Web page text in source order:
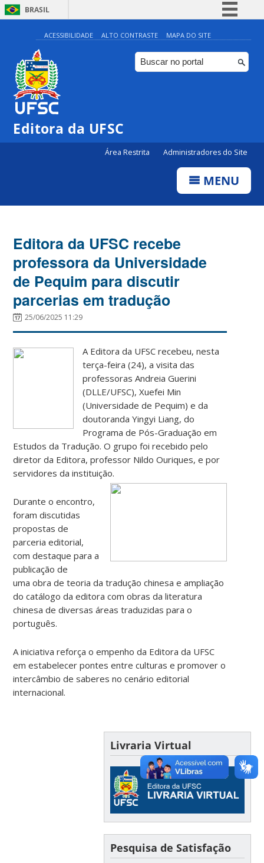
BRASIL
Simplifique!
Comunica BR
Participe
ACESSIBILIDADE ALTO CONTRASTE MAPA DO SITE
Editora da UFSC
Área Restrita Administradores do Site
MENU
Editora da UFSC recebe
professora da Universidade
de Pequim para discutir
parcerias em tradução
25/06/2025 11:29
A Editora da UFSC recebeu, nesta
terça-feira (24), a visita das
professoras Andreia Guerini
(DLLE/UFSC), Xuefei Min
(Universidade de Pequim) e da
doutoranda Yingyi Liang, do
Programa de Pós-Graduação em
Estudos da Tradução. O grupo foi recebido pelo
diretor da Editora, professor Nildo Ouriques, e por
servidores da instituição.
Durante o encontro,
foram discutidas
propostas de
parceria editorial,
com destaque para a
publicação de
uma obra de teoria da tradução chinesa e ampliação
do catálogo da editora com obras da literatura
chinesa de diversas áreas traduzidas para o
português.
A iniciativa reforça o empenho da Editora da UFSC
em estabelecer pontes entre culturas e promover o
intercâmbio de saberes no cenário editorial
internacional.
Livraria Virtual
Pesquisa de Satisfação